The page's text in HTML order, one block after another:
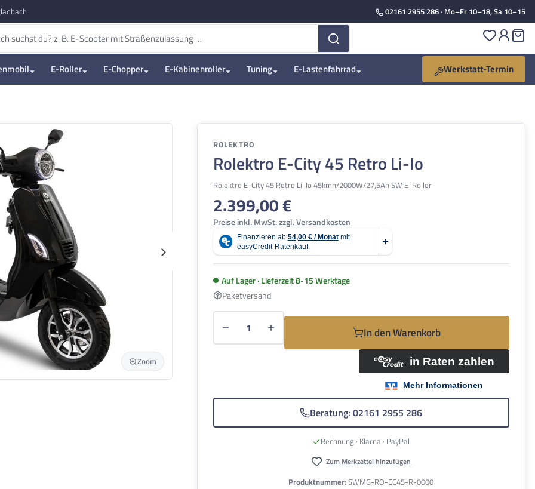
02161 2955 286· Mo–Fr 10–18, Sa 10–15
Du hast
E-Roller E-Chopper E-Kabinenroller Tuning E-Lastenfahrrad Werkstatt-Termin
Zoom
ROLEKTRO
Rolektro E-City 45 Retro Li-Io
Rolektro E-City 45 Retro Li-Io 45kmh/2000W/27,5Ah SW E-Roller
Regulärer Preis:
2.399,00 €
Preise inkl. MwSt. zzgl. Versandkosten
Auf Lager · Lieferzeit 8-15 Werktage
Paketversand
Produkt Anzahl: Gib den gewünschten Wert ein
In den Warenkorb
Beratung: 02161 2955 286
Rechnung · Klarna · PayPal
Zum Merkzettel hinzufügen
Produktnummer:SWMG-RO-EC45-R-0000